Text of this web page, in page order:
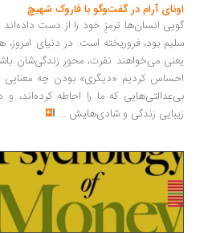
آرام در گفت‌وگو با فاروک شهیچ‭
انسان‌ها ترمزِ خود را از دست داده‌اند و آن
بود، فروریخته است. در دنیای امروز، همه
می‌خواهند نفرت، محورِ زندگی‌شان باشد...
کردیم «دیگری» بودن چه معنایی
که ما را احاطه کرده‌اند، و در
زندگی و شادی‌هایش...